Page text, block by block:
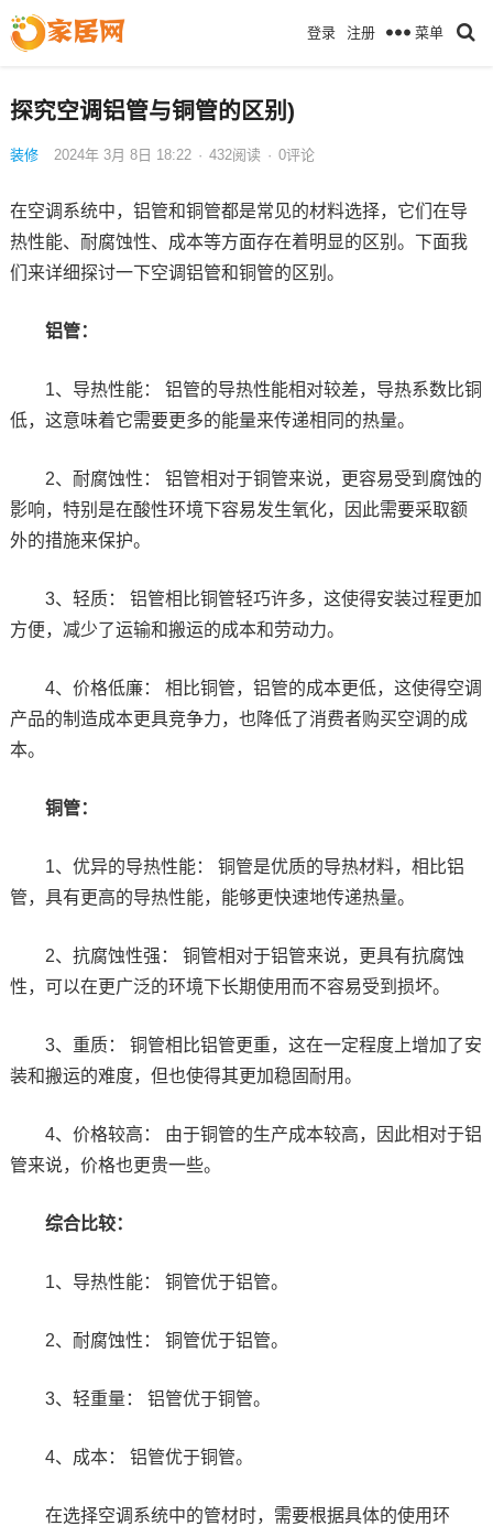
登录 注册 菜单
探究空调铝管与铜管的区别)
装修 2024年 3月 8日 18:22 · 432阅读 · 0评论
在空调系统中，铝管和铜管都是常见的材料选择，它们在导
热性能、耐腐蚀性、成本等方面存在着明显的区别。下面我
们来详细探讨一下空调铝管和铜管的区别。
铝管：
1、导热性能： 铝管的导热性能相对较差，导热系数比铜
低，这意味着它需要更多的能量来传递相同的热量。
2、耐腐蚀性： 铝管相对于铜管来说，更容易受到腐蚀的
影响，特别是在酸性环境下容易发生氧化，因此需要采取额
外的措施来保护。
3、轻质： 铝管相比铜管轻巧许多，这使得安装过程更加
方便，减少了运输和搬运的成本和劳动力。
4、价格低廉： 相比铜管，铝管的成本更低，这使得空调
产品的制造成本更具竞争力，也降低了消费者购买空调的成
本。
铜管：
1、优异的导热性能： 铜管是优质的导热材料，相比铝
管，具有更高的导热性能，能够更快速地传递热量。
2、抗腐蚀性强： 铜管相对于铝管来说，更具有抗腐蚀
性，可以在更广泛的环境下长期使用而不容易受到损坏。
3、重质： 铜管相比铝管更重，这在一定程度上增加了安
装和搬运的难度，但也使得其更加稳固耐用。
4、价格较高： 由于铜管的生产成本较高，因此相对于铝
管来说，价格也更贵一些。
综合比较：
1、导热性能： 铜管优于铝管。
2、耐腐蚀性： 铜管优于铝管。
3、轻重量： 铝管优于铜管。
4、成本： 铝管优于铜管。
在选择空调系统中的管材时，需要根据具体的使用环